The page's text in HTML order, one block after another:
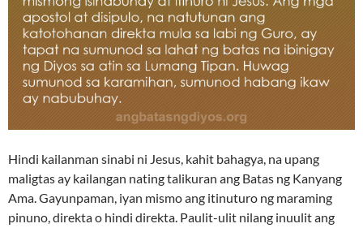
Hindi kailanman sinabi ni Jesus, kahit bahagya, na upang
maligtas ay kailangan nating talikuran ang Batas ng Kanyang
Ama. Gayunpaman, iyan mismo ang itinuturo ng maraming
pinuno, direkta o hindi direkta. Paulit-ulit nilang inuulit ang